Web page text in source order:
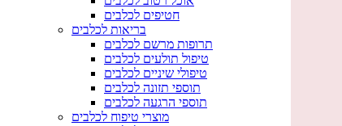
חטיפים לכלבים
בריאות לכלבים
תרופות מרשם לכלבים
טיפול תולעים לכלבים
טיפולי שיניים לכלבים
תוספי תזונה לכלבים
תוספי הרגעה לכלבים
מוצרי טיפוח לכלבים